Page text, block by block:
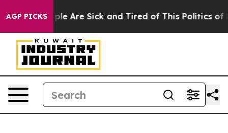
AGP PICKS
“People Are Sick and Tired of This Politics of